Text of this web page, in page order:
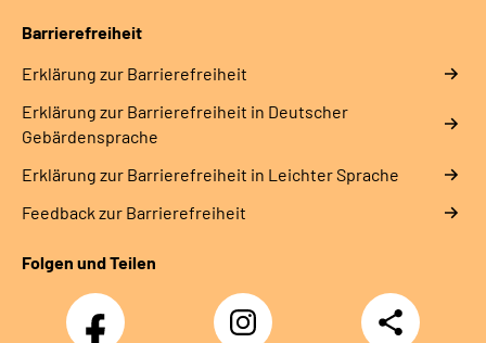
Barrierefreiheit
Erklärung zur Barrierefreiheit
Erklärung zur Barrierefreiheit in Deutscher
Gebärdensprache
Erklärung zur Barrierefreiheit in Leichter Sprache
Feedback zur Barrierefreiheit
Folgen und Teilen
Facebook
Instagram
DRV
Teilen